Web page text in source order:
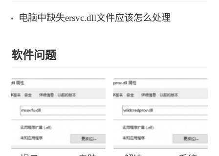
电脑中缺失ersvc.dll文件应该怎么处理
软件问题